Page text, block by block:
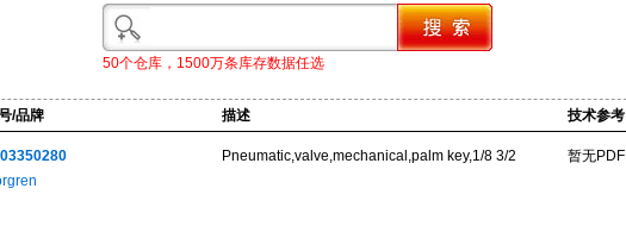
50个仓库，1500万条库存数据任选
/品牌 描述 技术参考
Pneumatic,valve,mechanical,palm key,1/8 3/2 暂无PDF